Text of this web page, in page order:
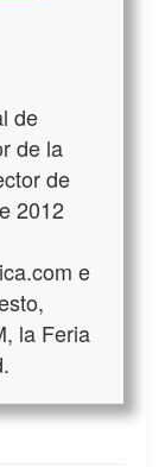
de
de la
de
2012
e
la Feria